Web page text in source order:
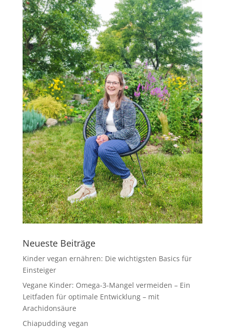
Neueste Beiträge
Kinder vegan ernähren: Die wichtigsten Basics für
Einsteiger
Vegane Kinder: Omega-3-Mangel vermeiden – Ein
Leitfaden für optimale Entwicklung – mit
Arachidonsäure
Chiapudding vegan